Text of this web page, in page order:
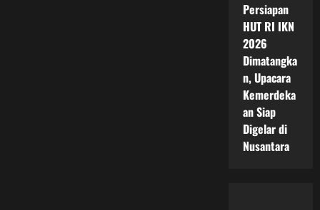
Persiapan
HUT RI IKN
2026
Dimatangka
n, Upacara
Kemerdeka
an Siap
Digelar di
Nusantara